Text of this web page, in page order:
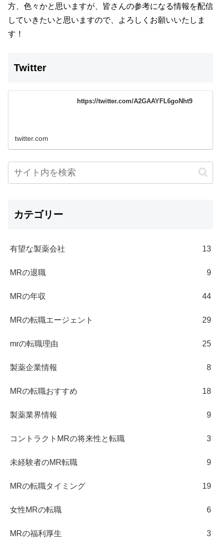
方、色々かと思いますが、 皆さんの参考になる情報を配信
していきたいと思いますので、よろしくお願いいたしま
す！
Twitter
https://twitter.com/A2GAAYFL6goNht9
twitter.com
カテゴリー
有望な製薬会社 13
MRの退職 9
MRの年収 44
MRの転職エージェント 29
mrの転職理由 25
製薬企業情報 8
MRの転職おすすめ 18
製薬業界情報 9
コントラクトMRの将来性と転職 3
未経験者のMR転職 9
MRの転職タイミング 19
女性MRの転職 6
MRの福利厚生 3